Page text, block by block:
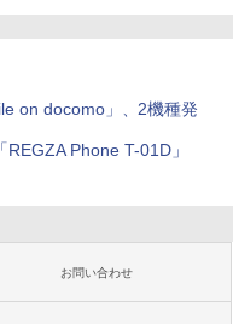
on docomo」、2機種発
Phone T-01D」
お問い合わせ